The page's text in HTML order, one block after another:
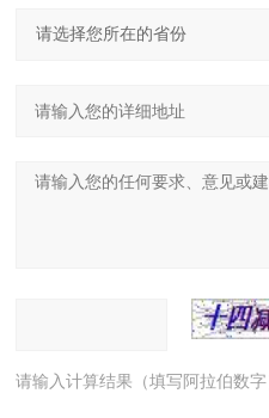
请输入计算结果（填写阿拉伯数